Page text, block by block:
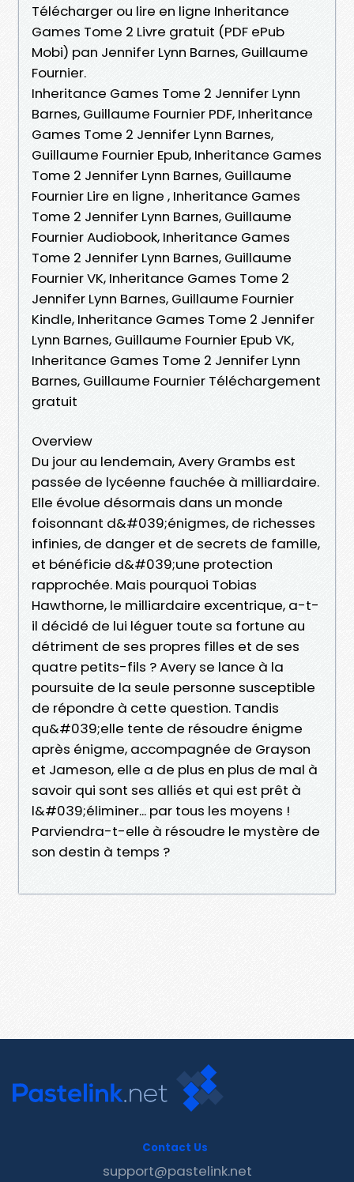
Télécharger ou lire en ligne Inheritance
Games Tome 2 Livre gratuit (PDF ePub
Mobi) pan Jennifer Lynn Barnes, Guillaume
Fournier.
Inheritance Games Tome 2 Jennifer Lynn
Barnes, Guillaume Fournier PDF, Inheritance
Games Tome 2 Jennifer Lynn Barnes,
Guillaume Fournier Epub, Inheritance Games
Tome 2 Jennifer Lynn Barnes, Guillaume
Fournier Lire en ligne , Inheritance Games
Tome 2 Jennifer Lynn Barnes, Guillaume
Fournier Audiobook, Inheritance Games
Tome 2 Jennifer Lynn Barnes, Guillaume
Fournier VK, Inheritance Games Tome 2
Jennifer Lynn Barnes, Guillaume Fournier
Kindle, Inheritance Games Tome 2 Jennifer
Lynn Barnes, Guillaume Fournier Epub VK,
Inheritance Games Tome 2 Jennifer Lynn
Barnes, Guillaume Fournier Téléchargement
gratuit
Overview
Du jour au lendemain, Avery Grambs est
passée de lycéenne fauchée à milliardaire.
Elle évolue désormais dans un monde
foisonnant d&#039;énigmes, de richesses
infinies, de danger et de secrets de famille,
et bénéficie d&#039;une protection
rapprochée. Mais pourquoi Tobias
Hawthorne, le milliardaire excentrique, a-t-
il décidé de lui léguer toute sa fortune au
détriment de ses propres filles et de ses
quatre petits-fils ? Avery se lance à la
poursuite de la seule personne susceptible
de répondre à cette question. Tandis
qu&#039;elle tente de résoudre énigme
après énigme, accompagnée de Grayson
et Jameson, elle a de plus en plus de mal à
savoir qui sont ses alliés et qui est prêt à
l&#039;éliminer... par tous les moyens !
Parviendra-t-elle à résoudre le mystère de
son destin à temps ?
Contact Us
support@pastelink.net